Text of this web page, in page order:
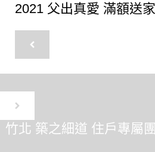
2021 父出真愛 滿額送
竹北 築之細道 住戶專屬